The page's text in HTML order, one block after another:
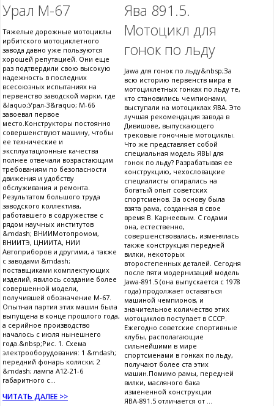
Урал М-67
Тяжелые дорожные мотоциклы
ирбитского мотоциклетного
завода давно уже пользуются
хорошей репутацией. Они еще
раз подтвердили свою высокую
надежность в последних
всесоюзных испытаниях на
первенство заводской марки, где
&laquo;Урал-3&raquo; М-66
завоевал первое
место.Конструкторы постоянно
совершенствуют машину, чтобы
ее технические и
эксплуатационные качества
полнее отвечали возрастающим
требованиям по безопасности
движения и удобству
обслуживания и ремонта.
Результатом большого труда
заводского коллектива,
работавшего в содружестве с
рядом научных институтов
&mdash; ВНИИМотопромом,
ВНИИТЭ, ЦНИИТА, НИИ
Автоприборов и другими, а также
с заводами &mdash;
поставщиками комплектующих
изделий, явилось создание более
совершенной модели,
получившей обозначение М-67.
Опытная партия этих машин была
выпущена в конце прошлого года,
а серийное производство
началось с июля нынешнего
года.&nbsp;Рис. 1. Схема
электрооборудования: 1 &mdash;
передний фонарь коляски; 2
&mdash; лампа А12-21-6
габаритного с...
ЧИТАТЬ ДАЛЕЕ >>
Ява 891.5.
Мотоцикл для
гонок по льду
Jawa для гонок по льду&nbsp;За
всю историю первенств мира в
мотоциклетных гонках по льду те,
кто становились чемпионами,
выступали на мотоциклах ЯВА. Это
лучшая рекомендация завода в
Дивишове, выпускающего
трековые гоночные мотоциклы.
Что же представляет собой
специальная модель ЯВЫ для
гонок по льду? Разрабатывая ее
конструкцию, чехословацкие
специалисты опирались на
богатый опыт советских
спортсменов. За основу была
взята рама, созданная в свое
время В. Карнеевым. С годами
она, естественно,
совершенствовалась, изменялась
также конструкция передней
вилки, некоторых
второстепенных деталей. Сегодня
после пяти модернизаций модель
Jawa-891.5 (она выпускается с 1978
года) продолжает оставаться
машиной чемпионов, и
значительное количество этих
мотоциклов поступает в СССР.
Ежегодно советские спортивные
клубы, располагающие
сильнейшими в мире
спортсменами в гонках по льду,
получают более ста этих
машин.Помимо рамы, передней
вилки, масляного бака
измененной конструкции
ЯВА-891.5 отличается от ...